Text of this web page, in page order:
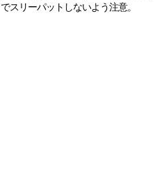
でスリーパットしないよう注意。